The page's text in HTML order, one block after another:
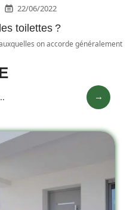
22/06/2022
toilettes ?
on accorde généralement